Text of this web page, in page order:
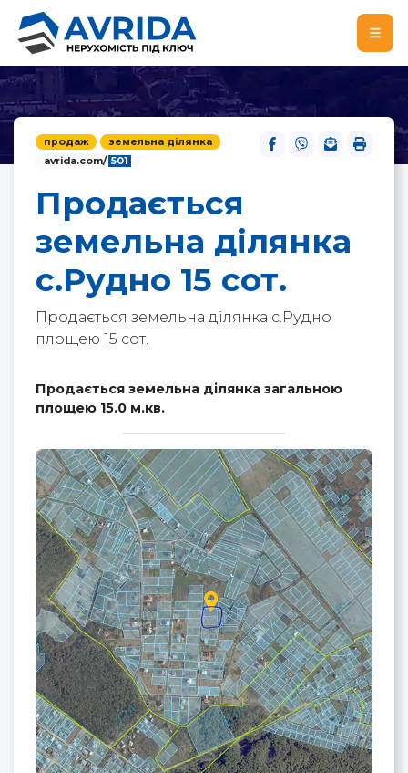
продаж
земельна ділянка
avrida.com/ 501
Продається
земельна ділянка
с.Рудно 15 сот.
Продається земельна ділянка с.Рудно
площею 15 сот.
Продається земельна ділянка загальною
площею 15.0 м.кв.